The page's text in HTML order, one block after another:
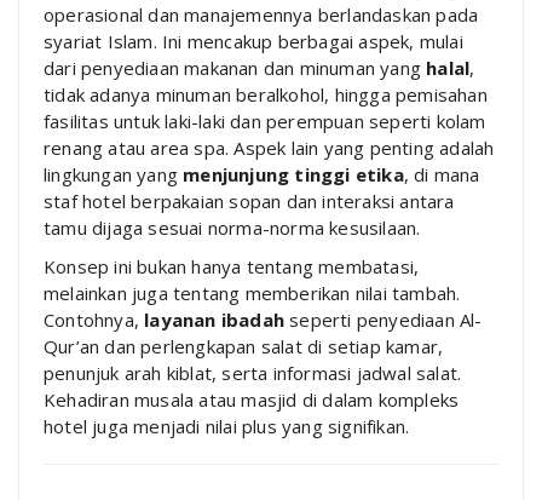
operasional dan manajemennya berlandaskan pada
syariat Islam. Ini mencakup berbagai aspek, mulai
dari penyediaan makanan dan minuman yang halal,
tidak adanya minuman beralkohol, hingga pemisahan
fasilitas untuk laki-laki dan perempuan seperti kolam
renang atau area spa. Aspek lain yang penting adalah
lingkungan yang menjunjung tinggi etika, di mana
staf hotel berpakaian sopan dan interaksi antara
tamu dijaga sesuai norma-norma kesusilaan.
Konsep ini bukan hanya tentang membatasi,
melainkan juga tentang memberikan nilai tambah.
Contohnya, layanan ibadah seperti penyediaan Al-
Qur’an dan perlengkapan salat di setiap kamar,
penunjuk arah kiblat, serta informasi jadwal salat.
Kehadiran musala atau masjid di dalam kompleks
hotel juga menjadi nilai plus yang signifikan.